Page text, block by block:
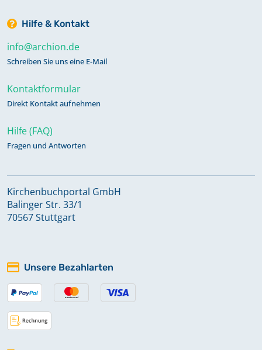
Hilfe & Kontakt
info@archion.de
Schreiben Sie uns eine E-Mail
Kontaktformular
Direkt Kontakt aufnehmen
Hilfe (FAQ)
Fragen und Antworten
Kirchenbuchportal GmbH
Balinger Str. 33/1
70567 Stuttgart
Unsere Bezahlarten